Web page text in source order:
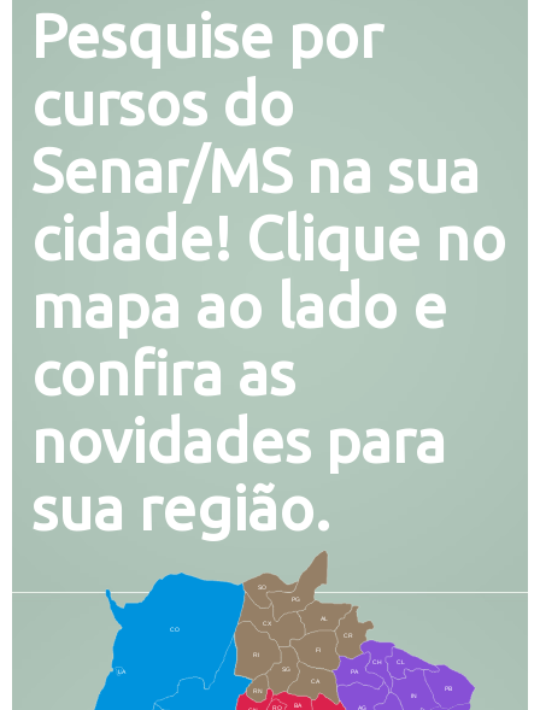
Pesquise por
cursos do
Senar/MS na sua
cidade! Clique no
mapa ao lado e
confira as
novidades para
sua região.
CO
CX
RI
AL
CR
FI
SG
BA
CA
PA
CH CL
PB
AG
RO
IN
RN
PG
SO
LA